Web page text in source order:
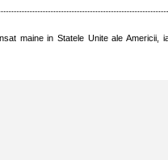
maine in Statele Unite ale